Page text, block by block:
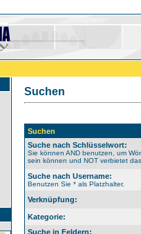
Suchen
Suchen
Suche nach Schlüsselwort:
Sie können AND benutzen, um
sein können und NOT verbietet
Suche nach Username:
Benutzen Sie * als Platzhalter.
Verknüpfung:
Kategorie:
Suche in Feldern: